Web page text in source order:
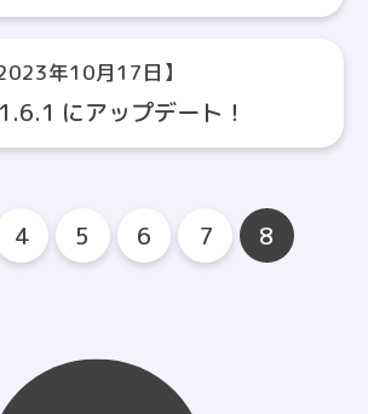
2023年10月17日】
にアップデート！
4 5 6 7 8